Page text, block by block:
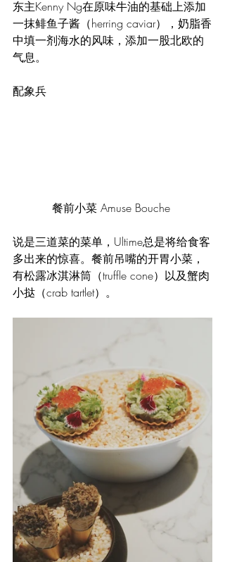
东主Kenny Ng在原味牛油的基础上添加
一抹鲱鱼子酱（herring caviar），奶脂香
中填一剂海水的风味，添加一股北欧的
气息。
配象兵
餐前小菜 Amuse Bouche
说是三道菜的菜单，Ultime总是将给食客
多出来的惊喜。餐前吊嘴的开胃小菜，
有松露冰淇淋筒（truffle cone）以及蟹肉
小挞（crab tartlet）。